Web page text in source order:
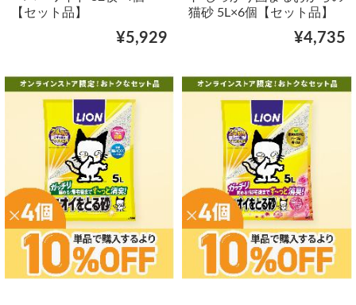
【セット品】
¥5,929
猫砂 5L×6個【セット品】
¥4,735